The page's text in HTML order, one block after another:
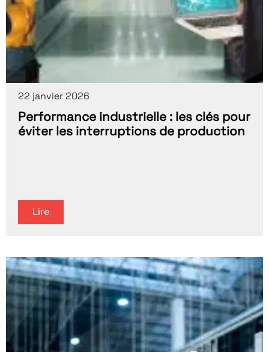
22 janvier 2026
Performance industrielle : les clés pour
éviter les interruptions de production
Lire